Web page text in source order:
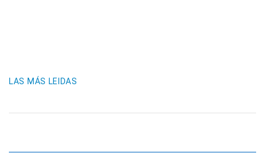
LAS MÁS LEIDAS